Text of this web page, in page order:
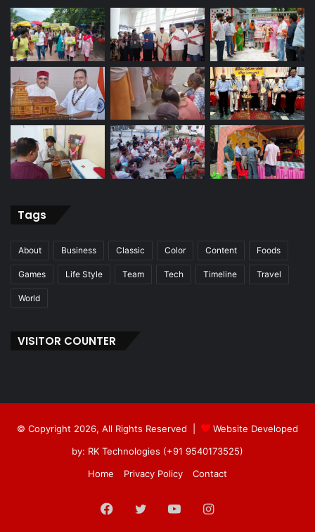
Tags
About Business Classic Color Content Foods
Games Life Style Team Tech Timeline Travel
World
VISITOR COUNTER
© Copyright 2026, All Rights Reserved |
Website Developed
by: RK Technologies (+91 9540173525)
Home
Privacy Policy Contact
Facebook
TwitterYouTubeInstagram